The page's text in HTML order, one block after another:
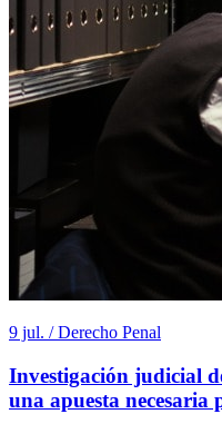
9 jul. / Derecho Penal
Investigación judicial
una apuesta